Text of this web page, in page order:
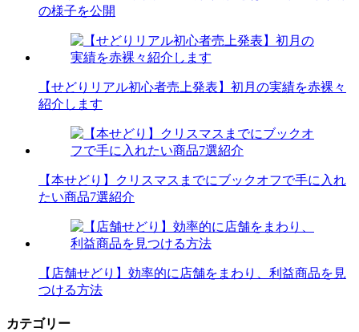
の様子を公開
【せどりリアル初心者売上発表】初月の実績を赤裸々
紹介します
【本せどり】クリスマスまでにブックオフで手に入れ
たい商品7選紹介
【店舗せどり】効率的に店舗をまわり、利益商品を見
つける方法
カテゴリー